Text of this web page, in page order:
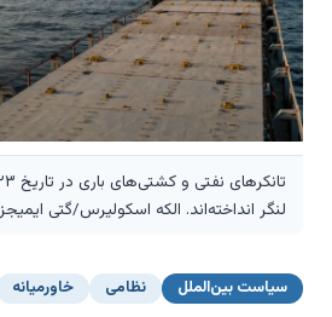
لنگر انداخته‌اند. الکه اسکولیرس/گتی ایمیجز
سیاست بین‌الملل نظامی خاورمیانه